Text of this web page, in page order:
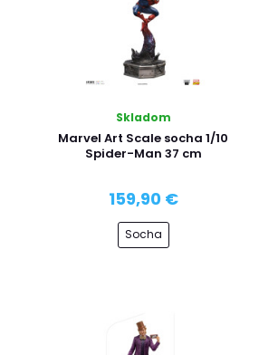
Skladom
Marvel Art Scale socha 1/10
Spider-Man 37 cm
159,90 €
Socha